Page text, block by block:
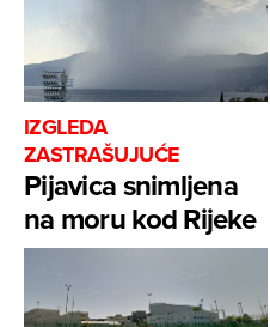
IZGLEDA
ZASTRAŠUJUĆE
Pijavica snimljena
na moru kod Rijeke